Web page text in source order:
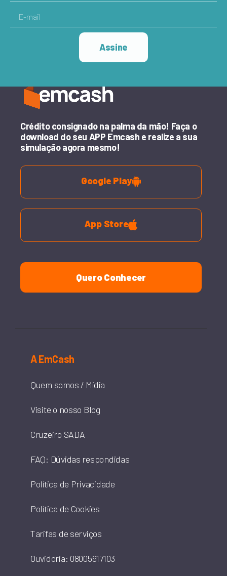
Assine
Crédito consignado na palma da mão! Faça o
download do seu APP Emcash e realize a sua
simulação agora mesmo!
Google Play
App Store
Quero Conhecer
A EmCash
Quem somos / Mídia
Visite o nosso Blog
Cruzeiro SADA
FAQ: Dúvidas respondidas
Política de Privacidade
Política de Cookies
Tarifas de serviços
Ouvidoria: 08005917103